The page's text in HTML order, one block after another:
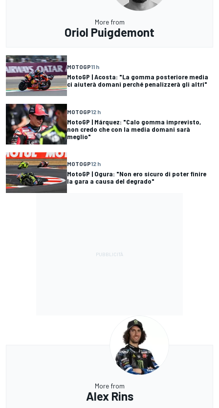
More from
Oriol Puigdemont
MOTOGP11 h
MotoGP | Acosta: "La gomma posteriore media
ci aiuterà domani perché penalizzerà gli altri"
MOTOGP12 h
MotoGP | Márquez: "Calo gomma imprevisto,
non credo che con la media domani sarà
meglio"
MOTOGP12 h
MotoGP | Ogura: "Non ero sicuro di poter finire
la gara a causa del degrado"
More from
Alex Rins